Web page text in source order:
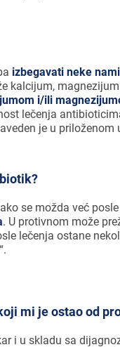
izbegavati neke
kalcijum,
i/ili
lečenja
je u
se možda već
. U protivnom može
lečenja ostane
mi je ostao od
i u skladu sa